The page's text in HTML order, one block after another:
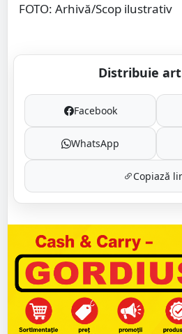
FOTO: Arhivă/Scop ilustrativ
Distribuie
Facebook
WhatsApp
Copiază